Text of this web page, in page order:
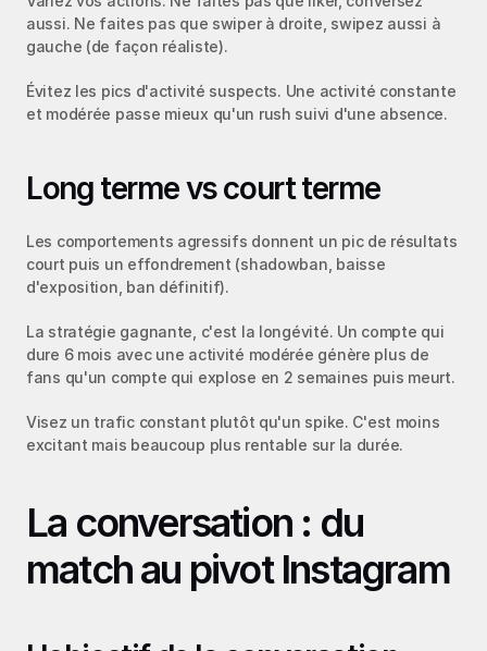
aussi. Ne faites pas que swiper à droite, swipez aussi à
gauche (de façon réaliste).
Évitez les pics d'activité suspects. Une activité constante
et modérée passe mieux qu'un rush suivi d'une absence.
Long terme vs court terme
Les comportements agressifs donnent un pic de résultats
court puis un effondrement (shadowban, baisse
d'exposition, ban définitif).
La stratégie gagnante, c'est la longévité. Un compte qui
dure 6 mois avec une activité modérée génère plus de
fans qu'un compte qui explose en 2 semaines puis meurt.
Visez un trafic constant plutôt qu'un spike. C'est moins
excitant mais beaucoup plus rentable sur la durée.
La conversation : du
match au pivot Instagram